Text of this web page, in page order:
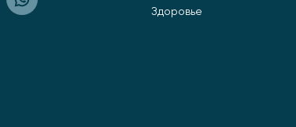
Здоровье